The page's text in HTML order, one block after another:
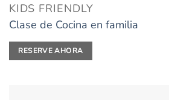
KIDS FRIENDLY
Clase de Cocina en familia
RESERVE AHORA